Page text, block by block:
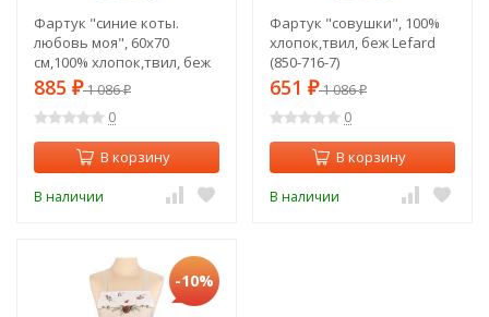
Фартук "синие коты.
любовь моя", 60х70
см,100% хлопок,твил, беж
Lefard (850-719-7)
885 ₽1 086₽
0
В корзину
В наличии
Фартук "совушки", 100%
хлопок,твил, беж Lefard
(850-716-7)
651 ₽1 086₽
0
В корзину
В наличии
-10%